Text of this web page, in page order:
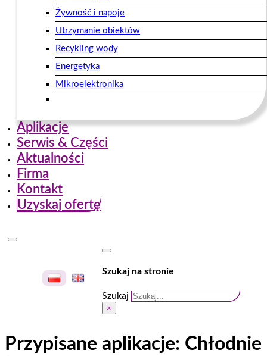
Żywność i napoje
Utrzymanie obiektów
Recykling wody
Energetyka
Mikroelektronika
Aplikacje
Serwis & Części
Aktualności
Firma
Kontakt
Uzyskaj ofertę
Szukaj na stronie
Szukaj
×
Przypisane aplikacje: Chłodnie